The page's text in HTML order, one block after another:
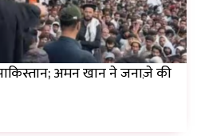
अमन खान ने जनाज़े की